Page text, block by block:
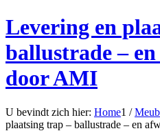
Levering en
ballustrade –
door AMI
U bevindt zich hier: Home1 /
plaatsing trap – ballustrade – en